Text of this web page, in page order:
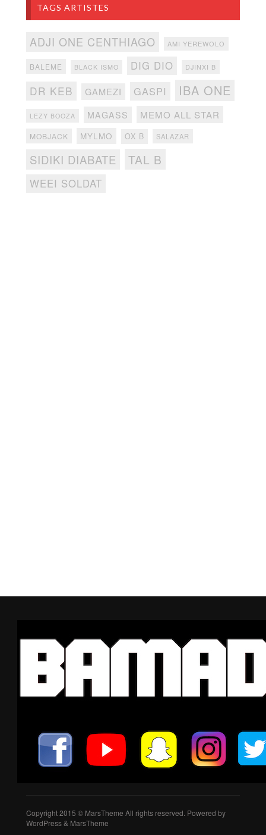
TAGS ARTISTES
ADJI ONE CENTHIAGO AMI YEREWOLO
BALEME BLACK ISMO DIG DIO DJINXI B
DR KEB GAMEZI GASPI IBA ONE
LEZY BOOZA MAGASS MEMO ALL STAR
MOBJACK MYLMO OX B SALAZAR
SIDIKI DIABATE TAL B
WEEI SOLDAT
Copyright 2015 © MarsTheme All rights reserved. Powered by
WordPress & MarsTheme